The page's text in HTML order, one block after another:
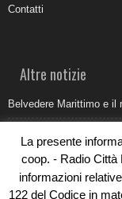
Contatti
Altre notizie
Belvedere Marittimo e il
Umidità di risalita in
Torna il Sun Donato
La presente
coop. - Radio Città
informazioni
122 del Codice in